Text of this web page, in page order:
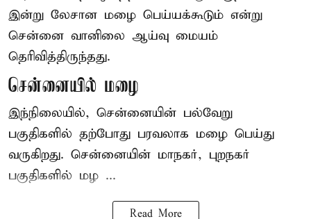
இன்று லேசான மழை பெய்யக்கூடும் என்று
சென்னை வானிலை ஆய்வு மையம்
தெரிவித்திருந்தது.
சென்னையில் மழை
இந்நிலையில், சென்னையின் பல்வேறு
பகுதிகளில் தற்போது பரவலாக மழை பெய்து
வருகிறது. சென்னையின் மாநகர், புறநகர்
பகுதிகளில் மழ ...
Read More